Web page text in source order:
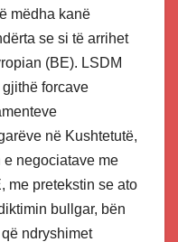
mëdha kanë
se si të arrihet
(BE). LSDM
forcave
në Kushtetutë,
negociatave me
me pretekstin se ato
bullgar, bën
ndryshimet